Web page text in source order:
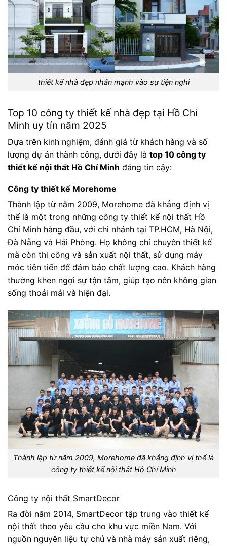
thiết kế nhà đẹp nhấn mạnh vào sự tiện nghi
Top 10 công ty thiết kế nhà đẹp tại Hồ Chí
Minh uy tín năm 2025
Dựa trên kinh nghiệm, đánh giá từ khách hàng và số
lượng dự án thành công, dưới đây là top 10 công ty
thiết kế nội thất Hồ Chí Minh đáng tin cậy:
Công ty thiết kế Morehome
Thành lập từ năm 2009, Morehome đã khẳng định vị
thế là một trong những công ty thiết kế nội thất Hồ
Chí Minh hàng đầu, với chi nhánh tại TP.HCM, Hà Nội,
Đà Nẵng và Hải Phòng. Họ không chỉ chuyên thiết kế
mà còn thi công và sản xuất nội thất, sử dụng máy
móc tiên tiến để đảm bảo chất lượng cao. Khách hàng
thường khen ngợi sự tận tâm, giúp tạo nên không gian
sống thoải mái và hiện đại.
Thành lập từ năm 2009, Morehome đã khẳng định vị thế là
công ty thiết kế nội thất Hồ Chí Minh
Công ty nội thất SmartDecor
Ra đời năm 2014, SmartDecor tập trung vào thiết kế
nội thất theo yêu cầu cho khu vực miền Nam. Với
nguồn nguyên liệu tự chủ và nhà máy sản xuất riêng,